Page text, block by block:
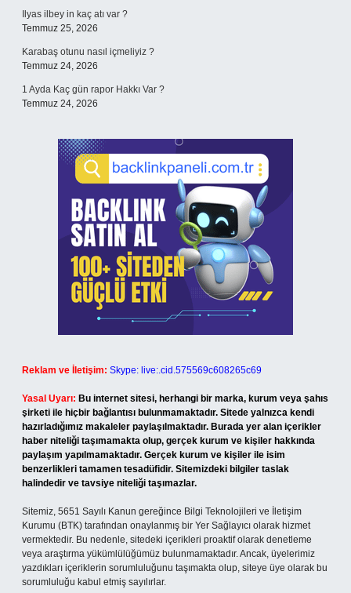
Ilyas ilbey in kaç atı var ?
Temmuz 25, 2026
Karabaş otunu nasıl içmeliyiz ?
Temmuz 24, 2026
1 Ayda Kaç gün rapor Hakkı Var ?
Temmuz 24, 2026
Reklam ve İletişim: Skype: live:.cid.575569c608265c69
Yasal Uyarı: Bu internet sitesi, herhangi bir marka, kurum veya şahıs
şirketi ile hiçbir bağlantısı bulunmamaktadır. Sitede yalnızca kendi
hazırladığımız makaleler paylaşılmaktadır. Burada yer alan içerikler
haber niteliği taşımamakta olup, gerçek kurum ve kişiler hakkında
paylaşım yapılmamaktadır. Gerçek kurum ve kişiler ile isim
benzerlikleri tamamen tesadüfidir. Sitemizdeki bilgiler taslak
halindedir ve tavsiye niteliği taşımazlar.
Sitemiz, 5651 Sayılı Kanun gereğince Bilgi Teknolojileri ve İletişim
Kurumu (BTK) tarafından onaylanmış bir Yer Sağlayıcı olarak hizmet
vermektedir. Bu nedenle, sitedeki içerikleri proaktif olarak denetleme
veya araştırma yükümlülüğümüz bulunmamaktadır. Ancak, üyelerimiz
yazdıkları içeriklerin sorumluluğunu taşımakta olup, siteye üye olarak bu
sorumluluğu kabul etmiş sayılırlar.